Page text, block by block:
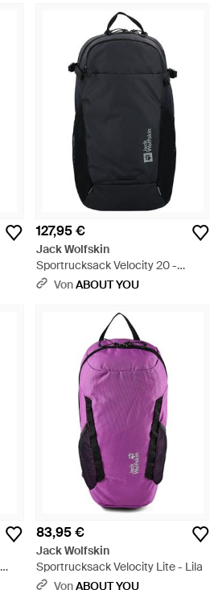
127,95 €
Jack Wolfskin
Sportrucksack Velocity 20 -
Schwarz
VonABOUT YOU
83,95 €
Jack Wolfskin
Sportrucksack Velocity Lite - Lila
VonABOUT YOU